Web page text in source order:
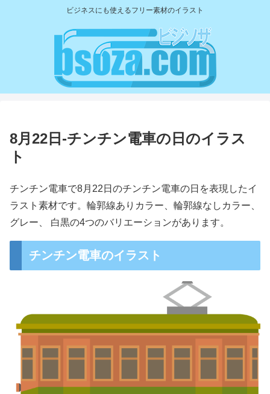
ビジネスにも使えるフリー素材のイラスト
8月22日-チンチン電車の日のイラス
ト
チンチン電車で8月22日のチンチン電車の日を表現したイ
ラスト素材です。輪郭線ありカラー、輪郭線なしカラー、
グレー、 白黒の4つのバリエーションがあります。
チンチン電車のイラスト